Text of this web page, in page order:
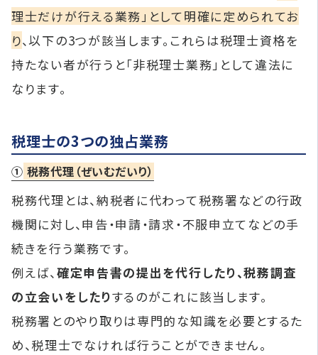
理士だけが行える業務」として明確に定められてお
り、以下の3つが該当します。これらは税理士資格を
持たない者が行うと「非税理士業務」として違法に
なります。
税理士の3つの独占業務
① 税務代理（ぜいむだいり）
税務代理とは、納税者に代わって税務署などの行政
機関に対し、申告・申請・請求・不服申立てなどの手
続きを行う業務です。
例えば、確定申告書の提出を代行したり、税務調査
の立会いをしたりするのがこれに該当します。
税務署とのやり取りは専門的な知識を必要とするた
め、税理士でなければ行うことができません。